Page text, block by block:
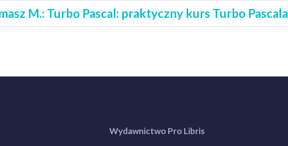
M.: Turbo Pascal: praktyczny kurs Turbo Pascala
Wydawnictwo Pro Libris